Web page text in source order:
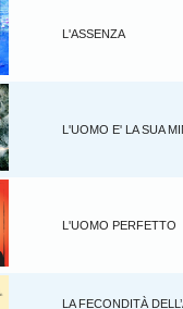
L'ASSENZA
L'UOMO E' LA SUA
L'UOMO PERFETTO
LA FECONDITÀ